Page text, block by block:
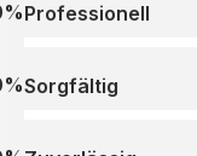
Professionell
Sorgfältig